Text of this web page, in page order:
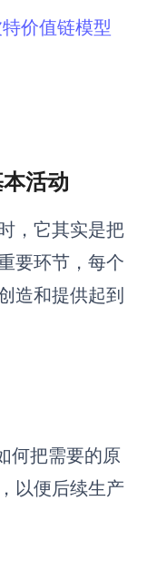
设计
画布
分析
分析
分析
力模型
链
价值链模型
活动
，它其实是把
要环节，每个
造和提供起到
何把需要的原
以便后续生产